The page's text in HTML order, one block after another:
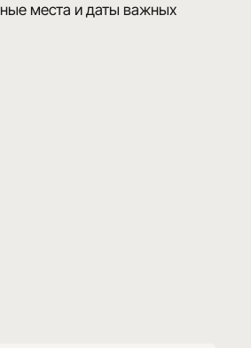
места и даты важных